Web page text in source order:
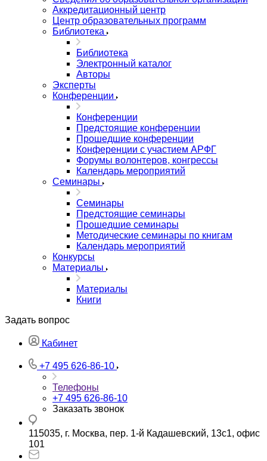
Аккредитационный центр
Центр образовательных программ
Библиотека
Библиотека
Электронный каталог
Авторы
Эксперты
Конференции
Конференции
Предстоящие конференции
Прошедшие конференции
Конференции с участием АРФГ
Форумы волонтеров, конгрессы
Календарь мероприятий
Семинары
Семинары
Предстоящие семинары
Прошедшие семинары
Методические семинары по книгам
Календарь мероприятий
Конкурсы
Материалы
Материалы
Книги
Задать вопрос
Кабинет
+7 495 626-86-10
Телефоны
+7 495 626-86-10
Заказать звонок
115035, г. Москва, пер. 1-й Кадашевский, 13с1, офис
101